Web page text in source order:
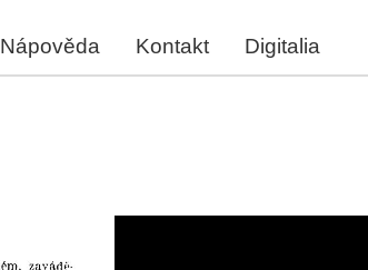
Nápověda Kontakt Digitalia